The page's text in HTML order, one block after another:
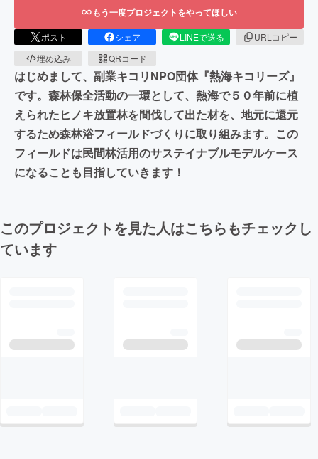
もう一度プロジェクトをやってほしい
ポスト シェア LINEで送る
URLコピー
埋め込み
QRコード
はじめまして、副業キコリNPO団体『熱海キコリーズ』
です。森林保全活動の一環として、熱海で５０年前に植
えられたヒノキ放置林を間伐して出た材を、地元に還元
するため森林浴フィールドづくりに取り組みます。この
フィールドは民間林活用のサステイナブルモデルケース
になることも目指していきます！
このプロジェクトを見た人はこちらもチェックし
ています